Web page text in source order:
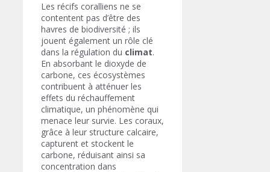
Les récifs coralliens ne se
contentent pas d’être des
havres de biodiversité ; ils
jouent également un rôle clé
dans la régulation du climat.
En absorbant le dioxyde de
carbone, ces écosystèmes
contribuent à atténuer les
effets du réchauffement
climatique, un phénomène qui
menace leur survie. Les coraux,
grâce à leur structure calcaire,
capturent et stockent le
carbone, réduisant ainsi sa
concentration dans